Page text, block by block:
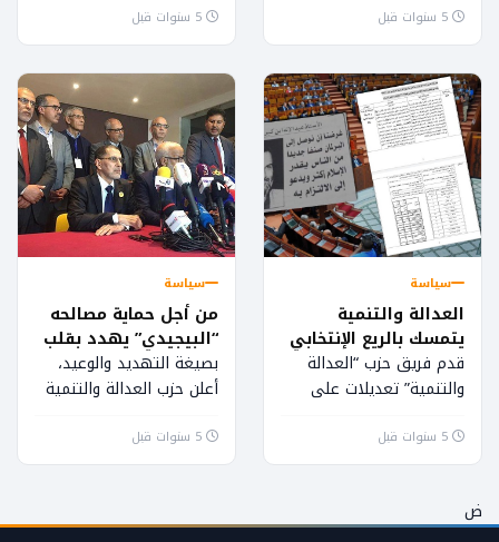
التعديل الذي تقدمت به
فرق الأغلبية والمعارضة
باستثناء...
قوانين تهم تنقيح
المنظومة الانتخابية
المؤطرة للاستحقاقات
المقبلة، ويبدو ان...
سياسة
العدالة والتنمية
يتمسك بالريع الإنتخابي
قدم فريق حزب “العدالة
والتنمية” تعديلات على
بمجلس النواب، يتشبث من
خلالها بريع لائحة الشباب،
سياسة
من أجل حماية مصالحه
“البيجيدي” يهدد بقلب
الطاولة على وزير
الداخلية
بصيغة التهديد والوعيد،
أعلن حزب العدالة والتنمية
مشروع القانون التنظيمي
لمجلس النواب، في حالة ما
ض